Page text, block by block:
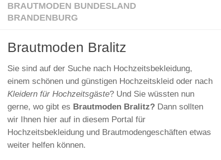
BRAUTMODEN BUNDESLAND
BRANDENBURG
Brautmoden Bralitz
Sie sind auf der Suche nach Hochzeitsbekleidung,
einem schönen und günstigen Hochzeitskleid oder nach
Kleidern für Hochzeitsgäste? Und Sie wüssten nun
gerne, wo gibt es Brautmoden Bralitz? Dann sollten
wir Ihnen hier auf in diesem Portal für
Hochzeitsbekleidung und Brautmodengeschäften etwas
weiter helfen können.